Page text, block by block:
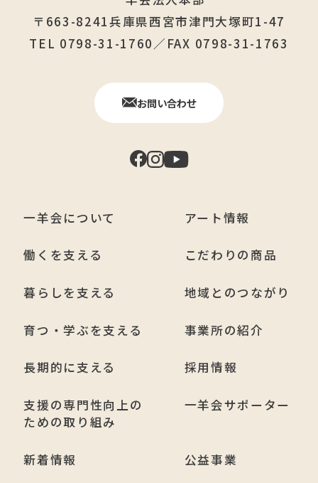
〒663-8241兵庫県西宮市津門大塚町1-47
TEL 0798-31-1760／FAX 0798-31-1763
お問い合わせ
一羊会について
働くを支える
暮らしを支える
育つ・学ぶを支える
長期的に支える
支援の専門性向上の
ための取り組み
新着情報
アート情報
こだわりの商品
地域とのつながり
事業所の紹介
採用情報
一羊会サポーター
公益事業